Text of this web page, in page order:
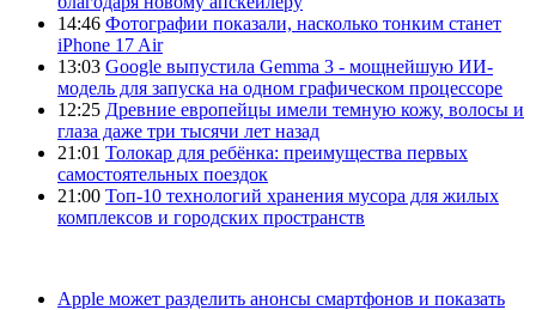
14:46 Фотографии показали, насколько тонким станет
iPhone 17 Air
13:03 Google выпустила Gemma 3 - мощнейшую ИИ-
модель для запуска на одном графическом процессоре
12:25 Древние европейцы имели темную кожу, волосы и
глаза даже три тысячи лет назад
21:01 Толокар для ребёнка: преимущества первых
самостоятельных поездок
21:00 Топ-10 технологий хранения мусора для жилых
комплексов и городских пространств
Apple может разделить анонсы смартфонов и показать